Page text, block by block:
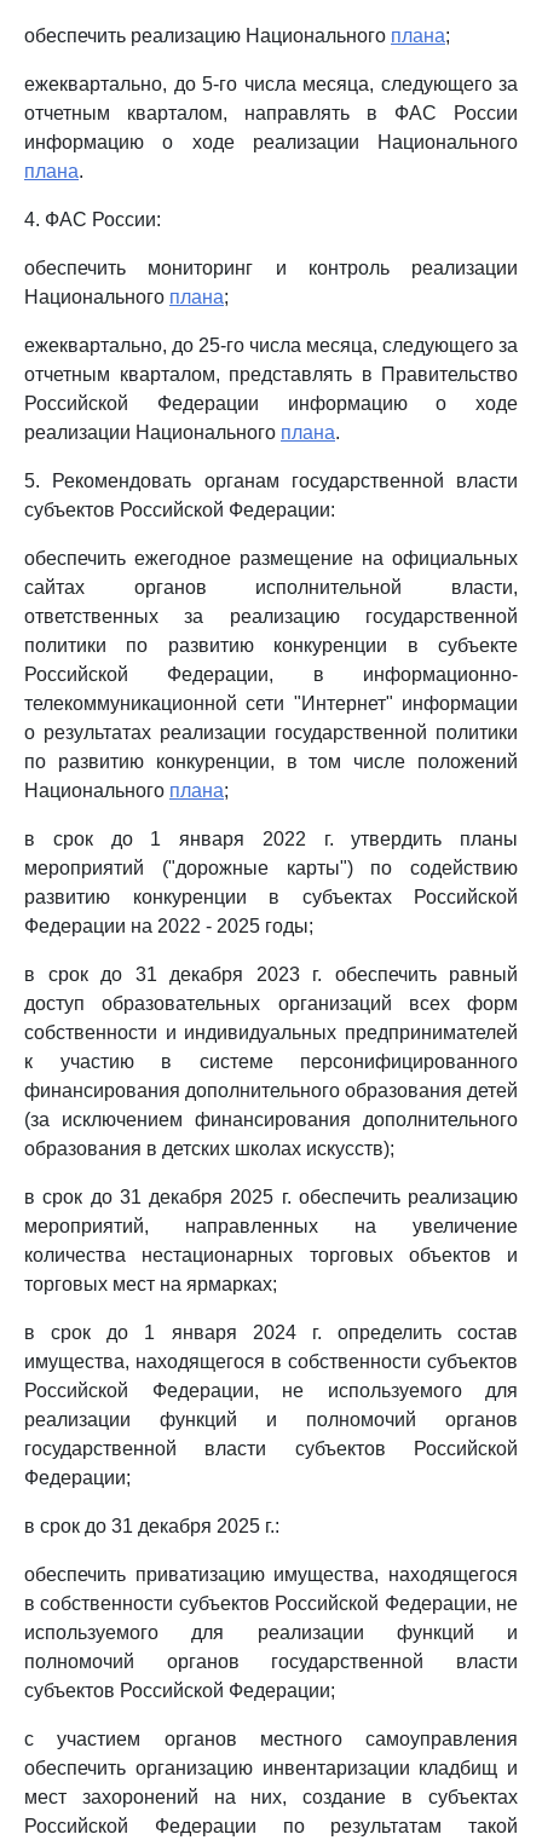
обеспечить реализацию Национального плана;
ежеквартально, до 5-го числа месяца, следующего за
отчетным кварталом, направлять в ФАС России
информацию о ходе реализации Национального
плана.
4. ФАС России:
обеспечить мониторинг и контроль реализации
Национального плана;
ежеквартально, до 25-го числа месяца, следующего за
отчетным кварталом, представлять в Правительство
Российской Федерации информацию о ходе
реализации Национального плана.
5. Рекомендовать органам государственной власти
субъектов Российской Федерации:
обеспечить ежегодное размещение на официальных
сайтах органов исполнительной власти,
ответственных за реализацию государственной
политики по развитию конкуренции в субъекте
Российской Федерации, в информационно-
телекоммуникационной сети "Интернет" информации
о результатах реализации государственной политики
по развитию конкуренции, в том числе положений
Национального плана;
в срок до 1 января 2022 г. утвердить планы
мероприятий ("дорожные карты") по содействию
развитию конкуренции в субъектах Российской
Федерации на 2022 - 2025 годы;
в срок до 31 декабря 2023 г. обеспечить равный
доступ образовательных организаций всех форм
собственности и индивидуальных предпринимателей
к участию в системе персонифицированного
финансирования дополнительного образования детей
(за исключением финансирования дополнительного
образования в детских школах искусств);
в срок до 31 декабря 2025 г. обеспечить реализацию
мероприятий, направленных на увеличение
количества нестационарных торговых объектов и
торговых мест на ярмарках;
в срок до 1 января 2024 г. определить состав
имущества, находящегося в собственности субъектов
Российской Федерации, не используемого для
реализации функций и полномочий органов
государственной власти субъектов Российской
Федерации;
в срок до 31 декабря 2025 г.:
обеспечить приватизацию имущества, находящегося
в собственности субъектов Российской Федерации, не
используемого для реализации функций и
полномочий органов государственной власти
субъектов Российской Федерации;
с участием органов местного самоуправления
обеспечить организацию инвентаризации кладбищ и
мест захоронений на них, создание в субъектах
Российской Федерации по результатам такой